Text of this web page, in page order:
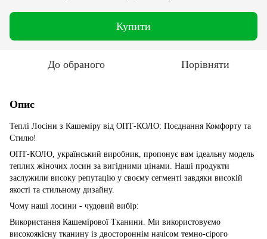
Купити
До обраного Порівняти
Опис
Теплі Лосіни з Кашеміру від ОПТ-КОЛО: Поєднання Комфорту та
Стилю!
ОПТ-КОЛО, український виробник, пропонує вам ідеальну модель
теплих жіночих лосин за вигідними цінами. Наші продукти
заслужили високу репутацію у своєму сегменті завдяки високій
якості та стильному дизайну.
Чому наші лосини - чудовий вибір:
Використання Кашемірової Тканини. Ми використовуємо
високоякісну тканину із двостороннім начісом темно-сірого